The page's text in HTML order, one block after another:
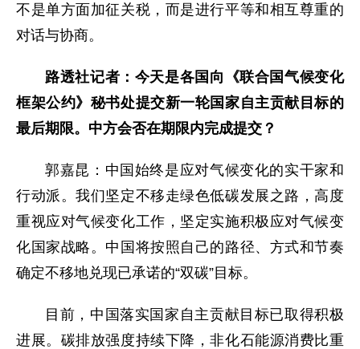
不是单方面加征关税，而是进行平等和相互尊重的
对话与协商。
路透社记者：今天是各国向《联合国气候变化
框架公约》秘书处提交新一轮国家自主贡献目标的
最后期限。中方会否在期限内完成提交？
郭嘉昆：中国始终是应对气候变化的实干家和
行动派。我们坚定不移走绿色低碳发展之路，高度
重视应对气候变化工作，坚定实施积极应对气候变
化国家战略。中国将按照自己的路径、方式和节奏
确定不移地兑现已承诺的“双碳”目标。
目前，中国落实国家自主贡献目标已取得积极
进展。碳排放强度持续下降，非化石能源消费比重